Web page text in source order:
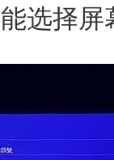
选择屏